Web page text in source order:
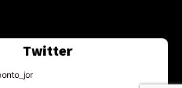
Twitter